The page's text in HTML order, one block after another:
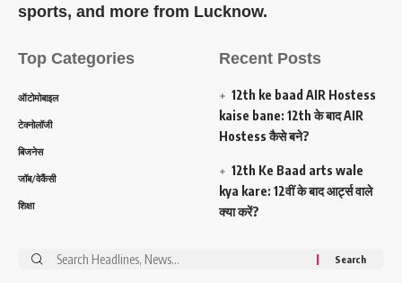
sports, and more from Lucknow.
Top Categories
ऑटोमोबाइल
टेक्नोलॉजी
बिजनेस
जॉब/वेकैंसी
शिक्षा
Recent Posts
12th ke baad AIR Hostess
kaise bane: 12th के बाद AIR
Hostess कैसे बने?
12th Ke Baad arts wale
kya kare: 12वीं के बाद आर्ट्स वाले
क्या करें?
Search